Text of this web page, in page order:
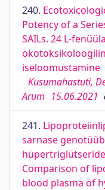
240.
Potency of a
SAILs. 24 L-
iseloomustamine
Kusumahastuti,
Arum 15.06.2021
241.
sarnase
Comparison of
blood plasma of